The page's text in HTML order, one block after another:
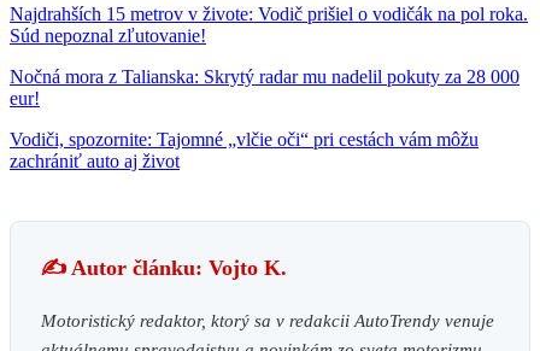
Najdrahších 15 metrov v živote: Vodič prišiel o vodičák na pol roka.
Súd nepoznal zľutovanie!
Nočná mora z Talianska: Skrytý radar mu nadelil pokuty za 28 000
eur!
Vodiči, spozornite: Tajomné „vlčie oči“ pri cestách vám môžu
zachrániť auto aj život
✍️ Autor článku: Vojto K.
Motoristický redaktor, ktorý sa v redakcii AutoTrendy venuje